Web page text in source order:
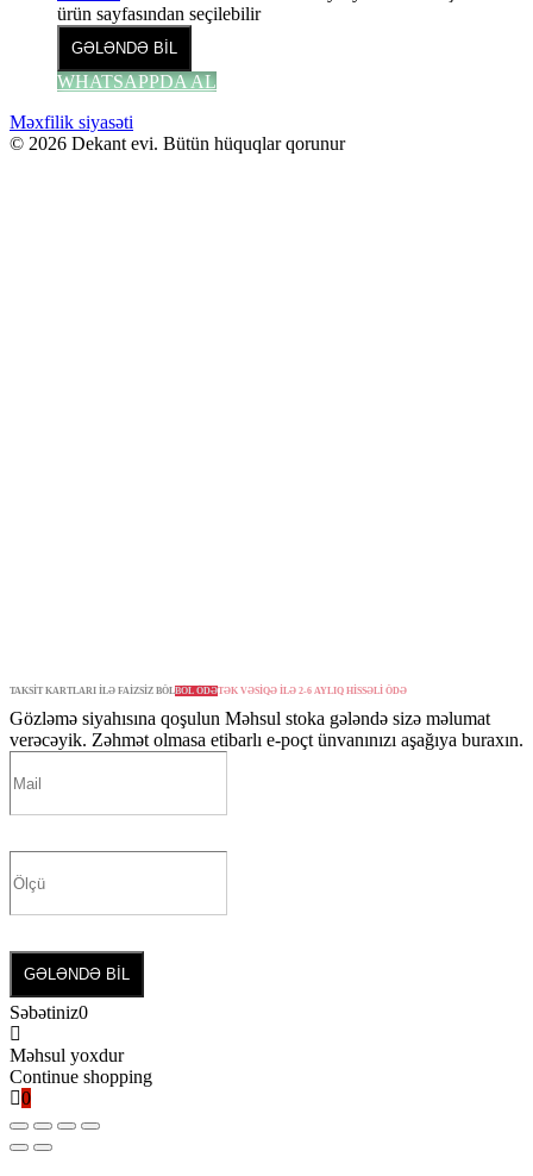
ürün sayfasından seçilebilir
GƏLƏNDƏ BİL
WHATSAPPDA AL
Məxfilik siyasəti
© 2026 Dekant evi. Bütün hüquqlar qorunur
TAKSİT KARTLARI İLƏ FAİZSİZ BÖLBÖL ÖDƏTƏK VƏSİQƏ İLƏ 2-6 AYLIQ HİSSƏLİ ÖDƏ
Gözləmə siyahısına qoşulun Məhsul stoka gələndə sizə məlumat
verəcəyik. Zəhmət olmasa etibarlı e-poçt ünvanınızı aşağıya buraxın.
GƏLƏNDƏ BİL
Səbətiniz0
Məhsul yoxdur
Continue shopping
0